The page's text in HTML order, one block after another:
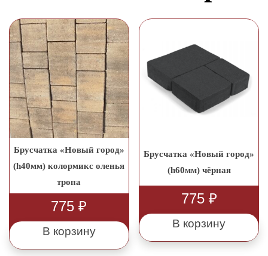
Брусчатка «Новый город»
(h40мм) колормикс оленья
тропа
775₽
В корзину
Брусчатка «Новый город»
(h60мм) чёрная
775 ₽
В корзину